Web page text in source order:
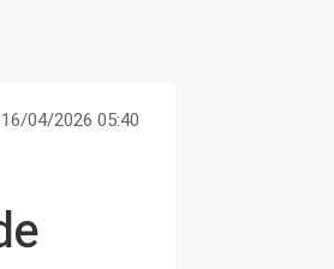
04/2026 05:40